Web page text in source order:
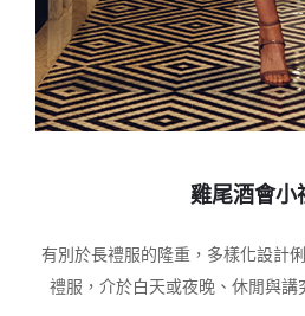
雞尾酒會小
有別於長禮服的隆重，多樣化設計
禮服，介於白天或夜晚、休閒與講